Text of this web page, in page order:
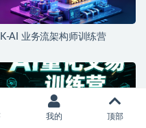
AI 业务流架构师训练营
我的 顶部